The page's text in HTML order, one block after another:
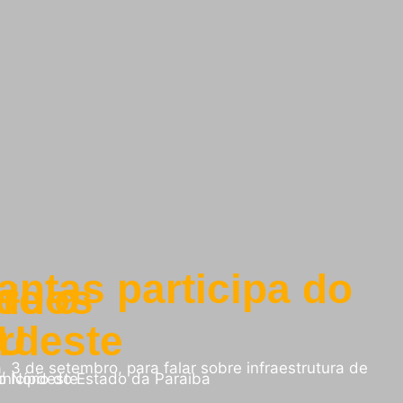
participa do
3 de setembro, para falar sobre infraestrutura de
do Estado da Paraiba
o
Nordeste